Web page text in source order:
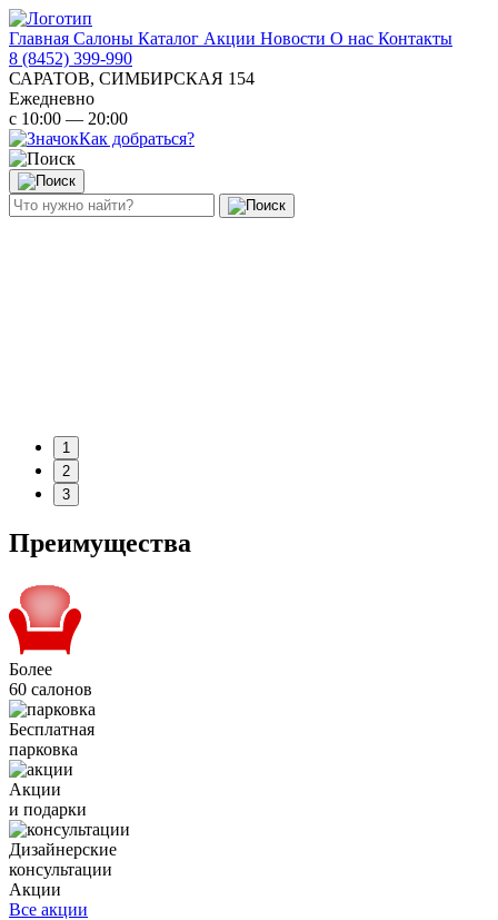
Главная Салоны Каталог Акции Новости О нас Контакты
8 (8452) 399-990
САРАТОВ, СИМБИРСКАЯ 154
Ежедневно
с 10:00 — 20:00
Как добраться?
1
2
3
Преимущества
Более
60 салонов
Бесплатная
парковка
Акции
и подарки
Дизайнерские
консультации
Акции
Все акции